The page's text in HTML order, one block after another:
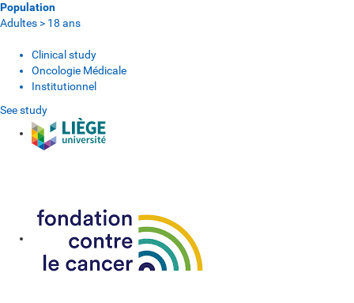
Population
Adultes > 18 ans
Clinical study
Oncologie Médicale
Institutionnel
See study